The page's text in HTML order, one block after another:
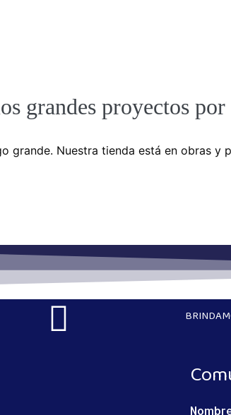
grandes proyectos
grande. Nuestra tienda está en obras y